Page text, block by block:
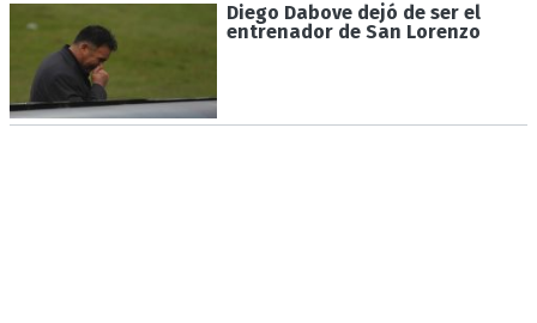
Diego Dabove dejó de ser el
entrenador de San Lorenzo